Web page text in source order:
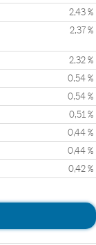
2,43 %
2,37 %
2,32 %
0,54 %
0,54 %
0,51 %
0,44 %
0,44 %
0,42 %